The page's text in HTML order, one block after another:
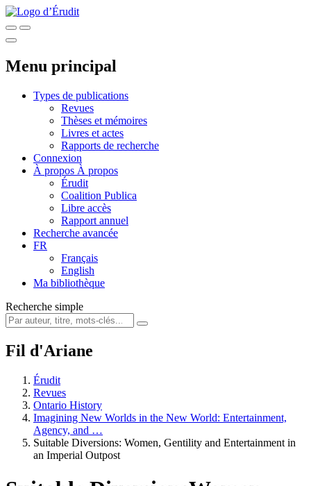
Menu principal
Types de publications
Revues
Thèses et mémoires
Livres et actes
Rapports de recherche
Connexion
À propos À propos
Érudit
Coalition Publica
Libre accès
Rapport annuel
Recherche avancée
FR
Français
English
Ma bibliothèque
Recherche simple
Fil d'Ariane
Érudit
Revues
Ontario History
Imagining New Worlds in the New World: Entertainment,
Agency, and …
Suitable Diversions: Women, Gentility and Entertainment in
an Imperial Outpost